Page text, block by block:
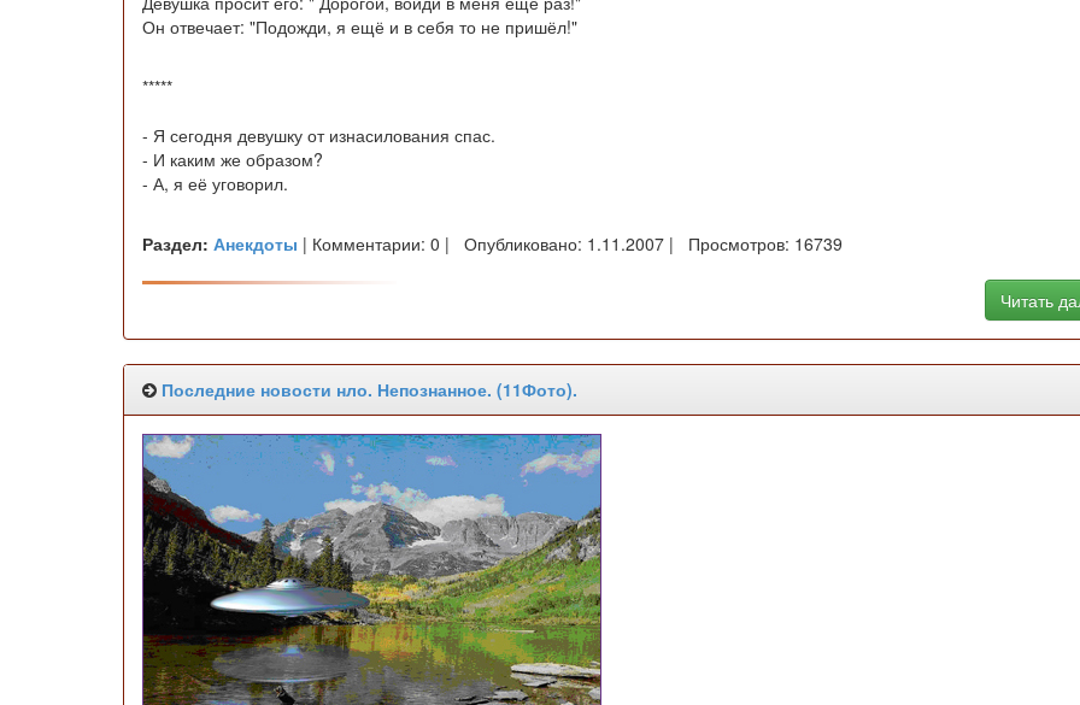
Он отвечает: "Подожди, я ещё и в себя то не пришёл!"
*****
- Я сегодня девушку от изнасилования спас.
- И каким же образом?
- А, я её уговорил.
Раздел: Анекдоты | Комментарии: 0 | Опубликовано: 1.11.2007 | Просмотров: 16739
Читать
Последние новости нло. Непознанное. (11Фото).